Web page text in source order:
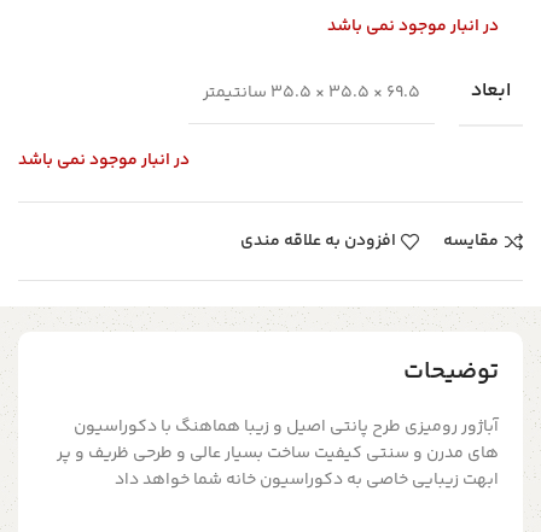
در انبار موجود نمی باشد
ابعاد 69.5 × 35.5 × 35.5 سانتیمتر
در انبار موجود نمی باشد
مقایسه افزودن به علاقه مندی
توضیحات
آباژور رومیزی طرح پانتی اصیل و زیبا هماهنگ با دکوراسیون
های مدرن و سنتی کیفیت ساخت بسیار عالی و طرحی ظریف و پر
ابهت زیبایی خاصی به دکوراسیون خانه شما خواهد داد